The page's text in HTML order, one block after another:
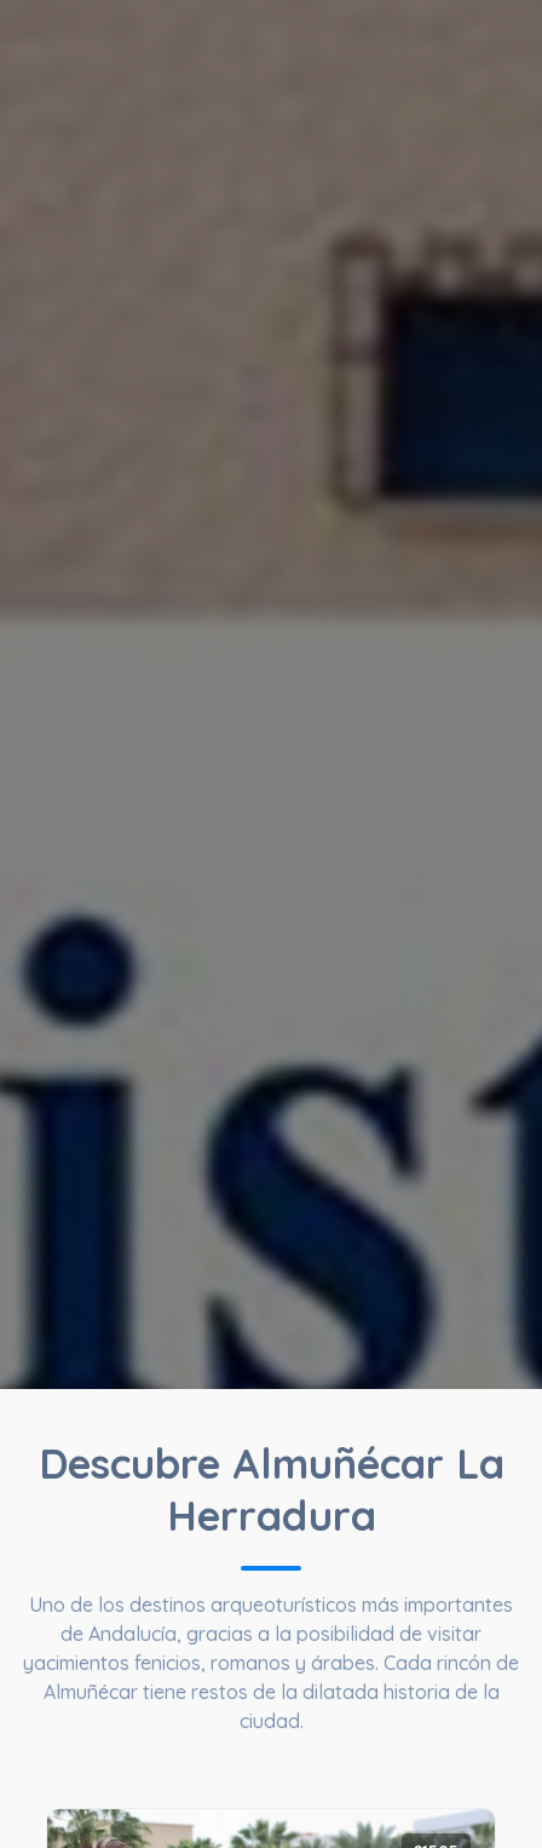
Descubre Almuñécar La
Herradura
Uno de los destinos arqueoturísticos más importantes
de Andalucía, gracias a la posibilidad de visitar
yacimientos fenicios, romanos y árabes. Cada rincón de
Almuñécar tiene restos de la dilatada historia de la
ciudad.